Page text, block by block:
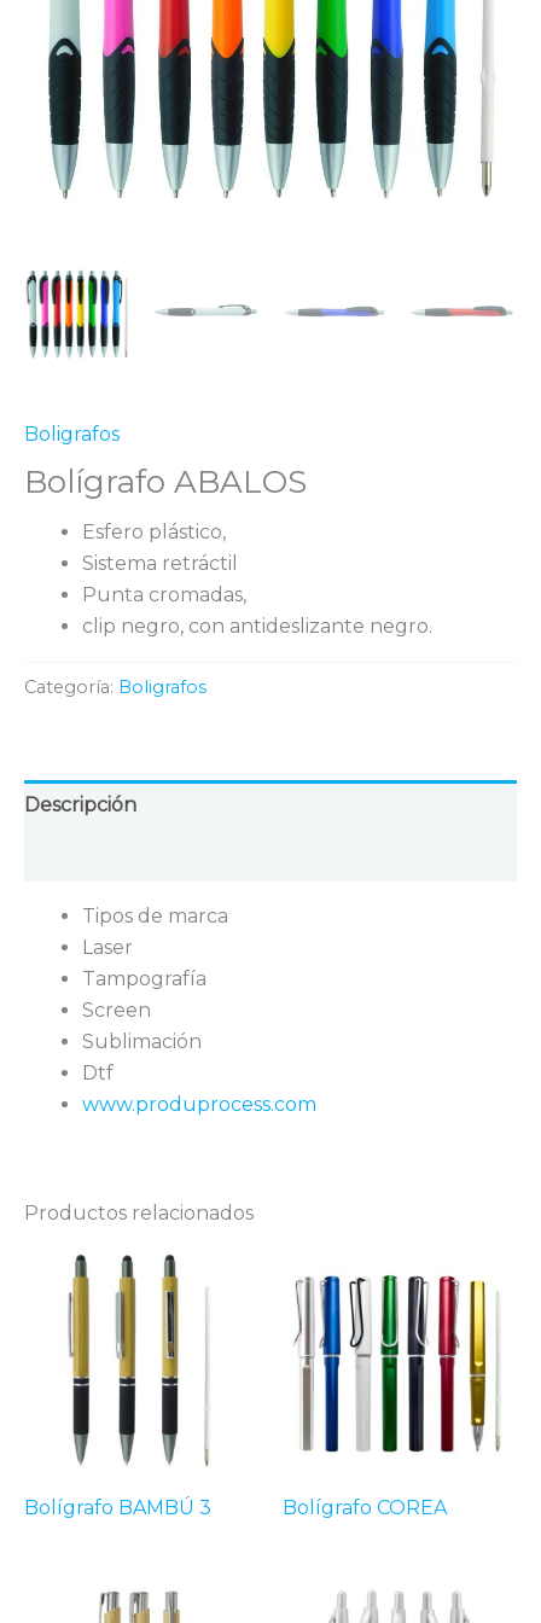
Boligrafos
Bolígrafo ABALOS
Esfero plástico,
Sistema retráctil
Punta cromadas,
clip negro, con antideslizante negro.
Categoría: Boligrafos
Descripción
Tipos de marca
Laser
Tampografía
Screen
Sublimación
Dtf
www.produprocess.com
Productos relacionados
Bolígrafo BAMBÚ 3 Bolígrafo COREA